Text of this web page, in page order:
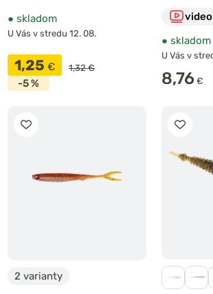
● skladom
U Vás v stredu 12. 08.
1,25 € 1,32 €
-5 %
video
● skladom
U Vás v
8,76 €
2 varianty